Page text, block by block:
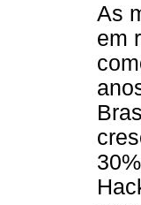
As
em